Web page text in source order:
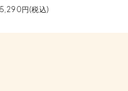
円(税込)